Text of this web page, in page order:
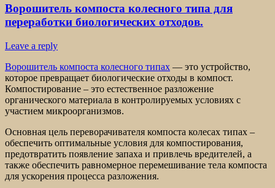
Ворошитель компоста колесного типа для
переработки биологических отходов.
Leave a reply
Ворошитель компоста колесного типах — это устройство,
которое превращает биологические отходы в компост.
Компостирование – это естественное разложение
органического материала в контролируемых условиях с
участием микроорганизмов.
Основная цель переворачивателя компоста колесах типах –
обеспечить оптимальные условия для компостирования,
предотвратить появление запаха и привлечь вредителей, а
также обеспечить равномерное перемешивание тела компоста
для ускорения процесса разложения.